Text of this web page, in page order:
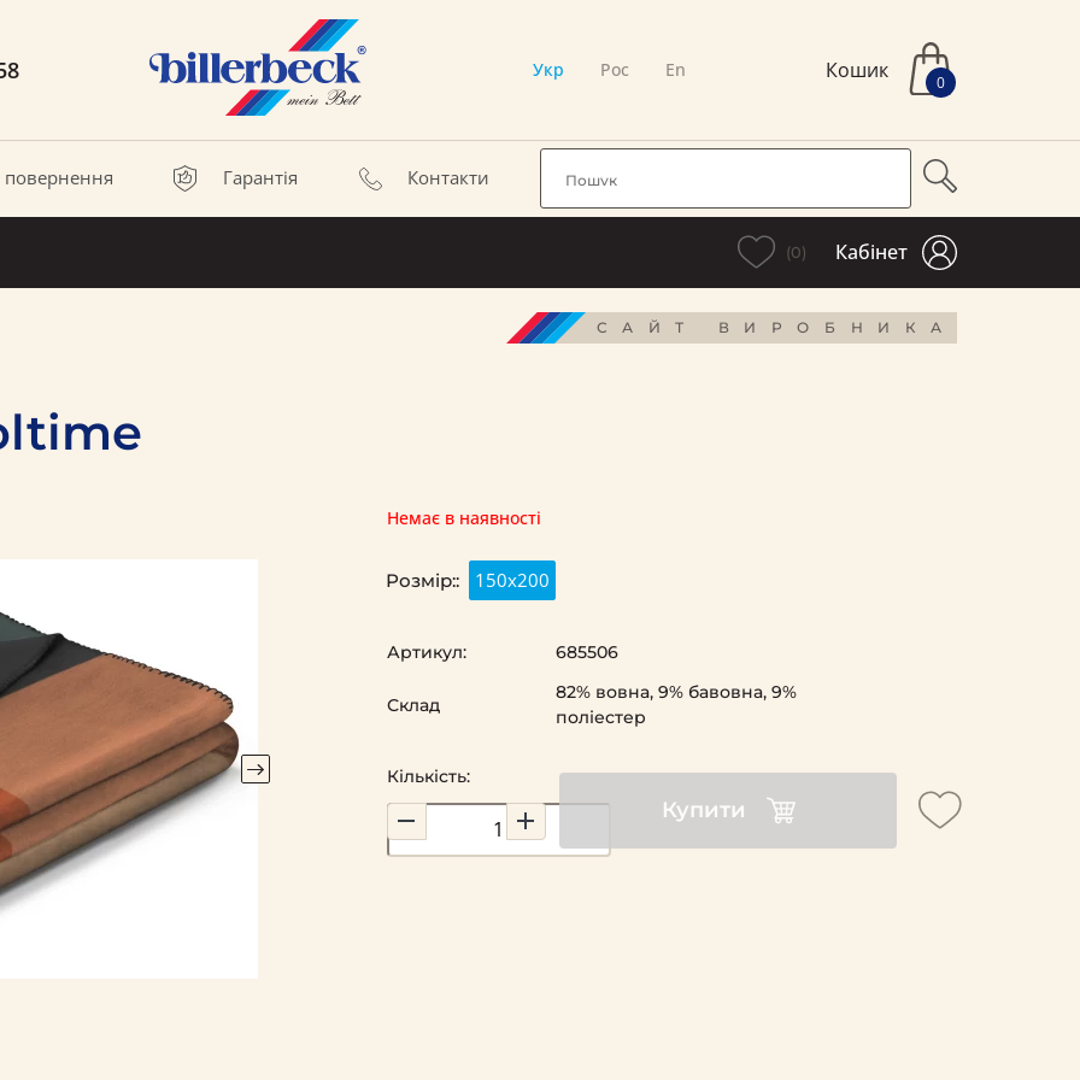
Укр Рос En Кошик 0
повернення Гарантія Контакти
(0) Кабінет
САЙТ ВИРОБНИКА
Немає в наявності
Розмір:: 150х200
Кількість:
Купити
Артикул: 685506
Склад
82% вовна, 9% бавовна, 9%
поліестер